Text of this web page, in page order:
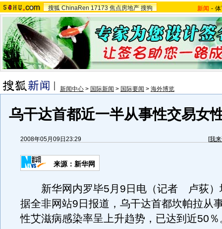
搜狐 ChinaRen 17173 焦点房地产 搜狗 新闻 -
新闻中心 > 国际新闻 > 国际要闻 > 海外博览
乌干达首都近一半从事性交易女
2008年05月09日23:29 [我
来源：新华网
新华网内罗毕5月9日电（记者 卢荻）
据全非网站9日报道，乌干达首都坎帕拉从
性艾滋病感染率呈上升趋势，已达到近50％